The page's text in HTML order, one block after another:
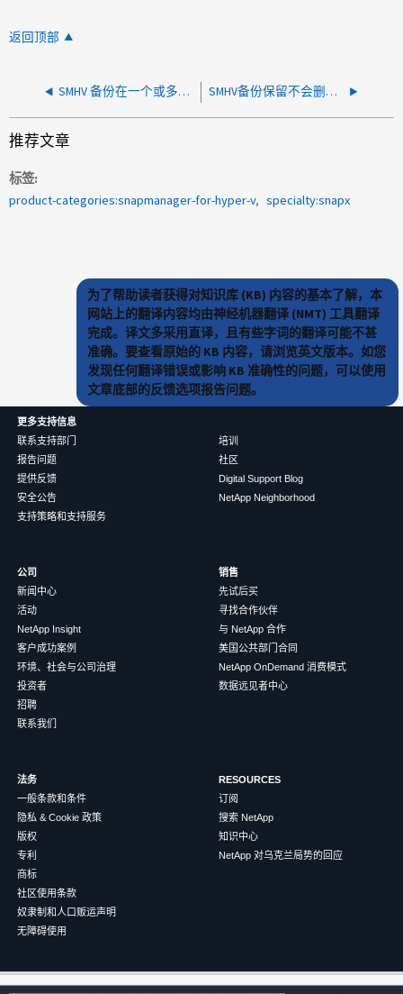
返回顶部
SMHV 备份在一个或多个主机上因部分 VSS 失败而失败 SMHV备份保留不会删除旧的快照
推荐文章
标签
product-categories:snapmanager-for-hyper-v
specialty:snapx
为了帮助读者获得对知识库 (KB) 内容的基本了解，本
网站上的翻译内容均由神经机器翻译 (NMT) 工具翻译
完成。译文多采用直译，且有些字词的翻译可能不甚
准确。要查看原始的 KB 内容，请浏览英文版本。如您
发现任何翻译错误或影响 KB 准确性的问题，可以使用
文章底部的反馈选项报告问题。
更多支持信息
联系支持部门
报告问题
提供反馈
安全公告
支持策略和支持服务
培训
社区
Digital Support Blog
NetApp Neighborhood
公司
新闻中心
活动
NetApp Insight
客户成功案例
环境、社会与公司治理
投资者
招聘
联系我们
销售
先试后买
寻找合作伙伴
与 NetApp 合作
美国公共部门合同
NetApp OnDemand 消费模式
数据远见者中心
法务
一般条款和条件
隐私 & Cookie 政策
版权
专利
商标
社区使用条款
奴隶制和人口贩运声明
无障碍使用
RESOURCES
订阅
搜索 NetApp
知识中心
NetApp 对乌克兰局势的回应